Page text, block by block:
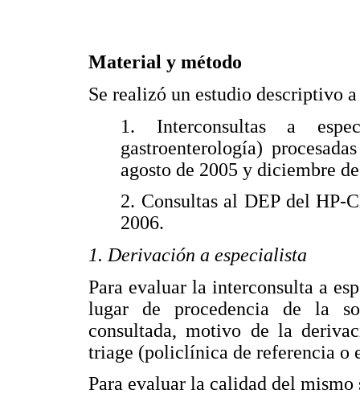
Material y método
Se realizó un estudio descriptivo
1. Interconsultas a
gastroenterología)
agosto de 2005 y diciembre
2. Consultas al DEP del HP-
2006.
1. Derivación a especialista
Para evaluar la interconsulta a
lugar de procedencia de la
consultada, motivo de la
triage (policlínica de referencia o
Para evaluar la calidad del